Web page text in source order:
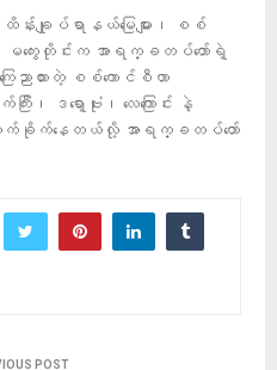
ချုပ်ရာနယ်မြေများ၊ စစ်
မကွေးတိုင်းက အာရက္ခတပ်တော်ရဲ့
ေညာထားတဲ့ စစ်ကောင်စီဟာ
ရော့ဗုံး၊ လေကြောင်း နဲ့
က်ခိုက်နေတယ်လို့ အာရက္ခတပ်တော်
POST